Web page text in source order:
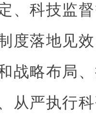
、科技监
度落地见
战略布局
从严执行